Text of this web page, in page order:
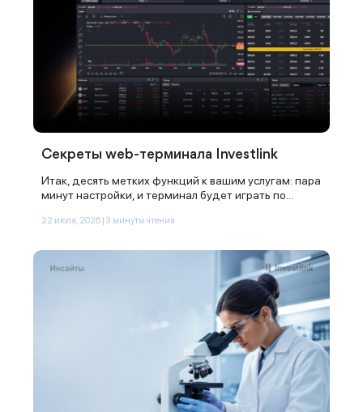
Секреты web-терминала Investlink
Итак, десять метких функций к вашим услугам: пара
минут настройки, и терминал будет играть по...
22 июля, 2026 | 3 минуты чтения